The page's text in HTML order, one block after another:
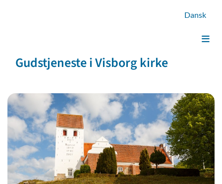
Dansk
Gudstjeneste i Visborg kirke